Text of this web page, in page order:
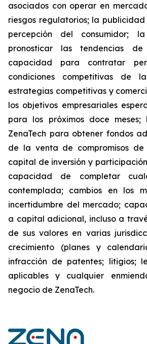
asociados con operar en
riesgos regulatorios; la
percepción del consumidor;
pronosticar las tendencias
capacidad para contratar
condiciones competitivas de
estrategias competitivas y
los objetivos empresariales
para los próximos doce
ZenaTech para obtener fondos
de la venta de compromisos
capital de inversión y
capacidad de completar
contemplada; cambios en los
incertidumbre del mercado;
a capital adicional, incluso a
de sus valores en varias
crecimiento (planes y
infracción de patentes; litigios;
aplicables y cualquier
negocio de ZenaTech.